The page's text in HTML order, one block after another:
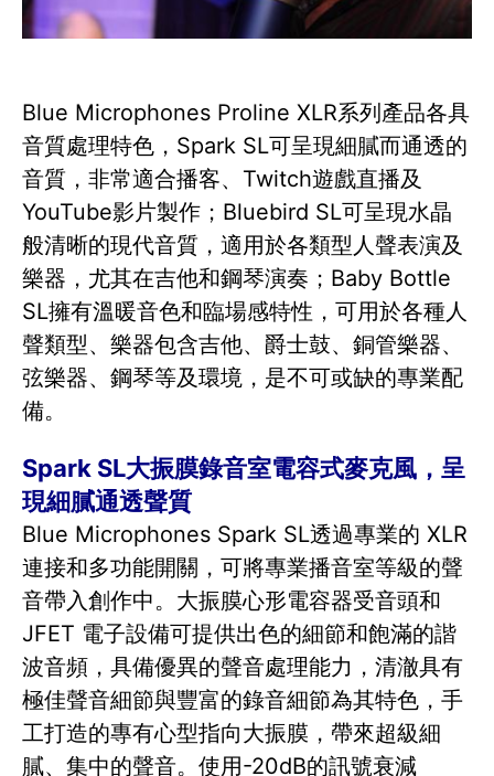
Blue Microphones Proline XLR系列產品各具
音質處理特色，Spark SL可呈現細膩而通透的
音質，非常適合播客、Twitch遊戲直播及
YouTube影片製作；Bluebird SL可呈現水晶
般清晰的現代音質，適用於各類型人聲表演及
樂器，尤其在吉他和鋼琴演奏；Baby Bottle
SL擁有溫暖音色和臨場感特性，可用於各種人
聲類型、樂器包含吉他、爵士鼓、銅管樂器、
弦樂器、鋼琴等及環境，是不可或缺的專業配
備。
Spark SL大振膜錄音室電容式麥克風，呈
現細膩通透聲質
Blue Microphones Spark SL透過專業的 XLR
連接和多功能開關，可將專業播音室等級的聲
音帶入創作中。大振膜心形電容器受音頭和
JFET 電子設備可提供出色的細節和飽滿的諧
波音頻，具備優異的聲音處理能力，清澈具有
極佳聲音細節與豐富的錄音細節為其特色，手
工打造的專有心型指向大振膜，帶來超級細
膩、集中的聲音。使用-20dB的訊號衰減